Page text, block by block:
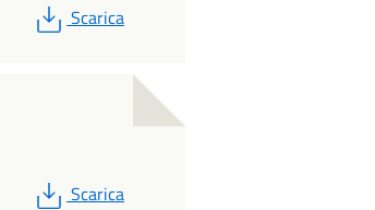
PDF
Scarica
PDF
Scarica